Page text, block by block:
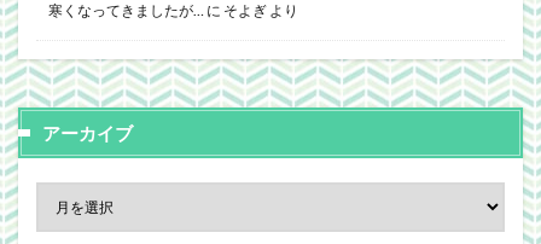
寒くなってきましたが… に そよぎ より
アーカイブ